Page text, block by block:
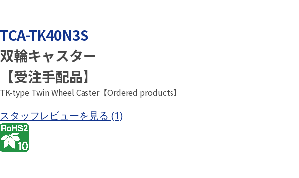
TCA-TK40N3S
双輪キャスター
【受注手配品】
TK-type Twin Wheel Caster【Ordered products】
スタッフレビューを見る (1)